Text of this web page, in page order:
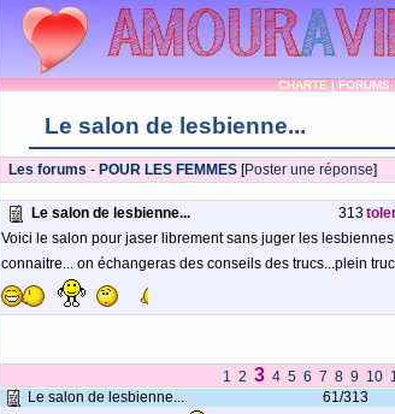
CHARTE|FORUMS
Le salon de lesbienne...
Les forums - POUR LES FEMMES [Poster une réponse]
Le salon de lesbienne... 313
Voici le salon pour jaser librement sans juger les
connaitre... on échangeras des conseils des trucs...plein
1 2 3 4 5 6 7 8 9 10
Le salon de lesbienne...
61/313